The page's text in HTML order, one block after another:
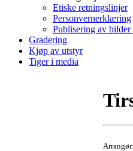
Etiske retningslinjer
Personvernerklæring
Publisering av
Gradering
Kjøp av utstyr
Tiger i media
Arrangør: